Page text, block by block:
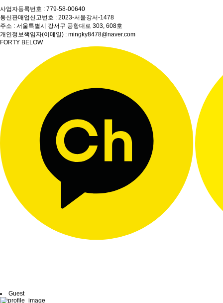
사업자등록번호 : 779-58-00640
통신판매업신고번호 : 2023-서울강서-1478
주소 : 서울특별시 강서구 공항대로 303, 608호
개인정보책임자(이메일) : mingky8478@naver.com
FORTY BELOW
Guest